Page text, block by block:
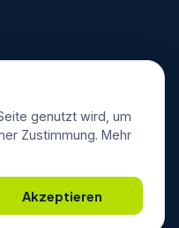
bymedienplus GmbH
genutzt wird, um
Zustimmung. Mehr
Akzeptieren